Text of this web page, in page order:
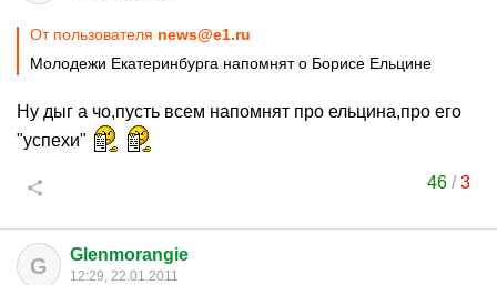
От пользователя news@e1.ru
Молодежи Екатеринбурга напомнят о Борисе Ельцине
Ну дыг а чо,пусть всем напомнят про ельцина,про его
"успехи"
46 /3
G Glenmorangie
12:29, 22.01.2011